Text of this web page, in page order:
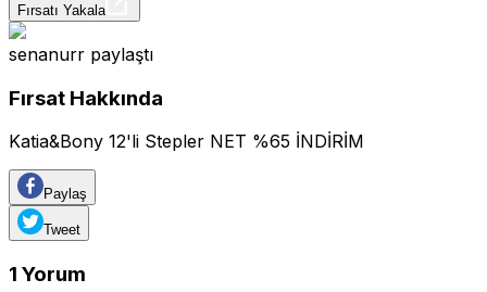
Fırsatı Yakala
senanurr paylaştı
Fırsat Hakkında
Katia&Bony 12'li Stepler NET %65 İNDİRİM
Paylaş
Tweet
1 Yorum